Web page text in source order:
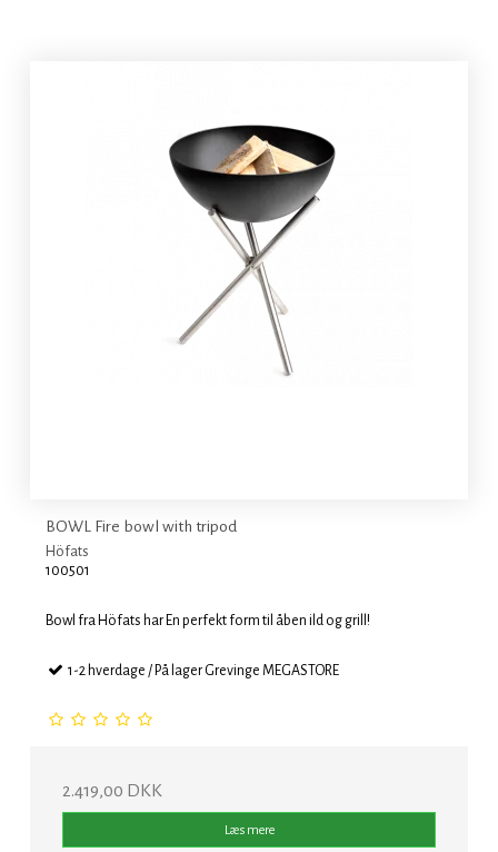
BOWL Fire bowl with tripod
Höfats
100501
Bowl fra Höfats har En perfekt form til åben ild og grill!
1-2 hverdage / På lager Grevinge MEGASTORE
2.419,00 DKK
Læs mere